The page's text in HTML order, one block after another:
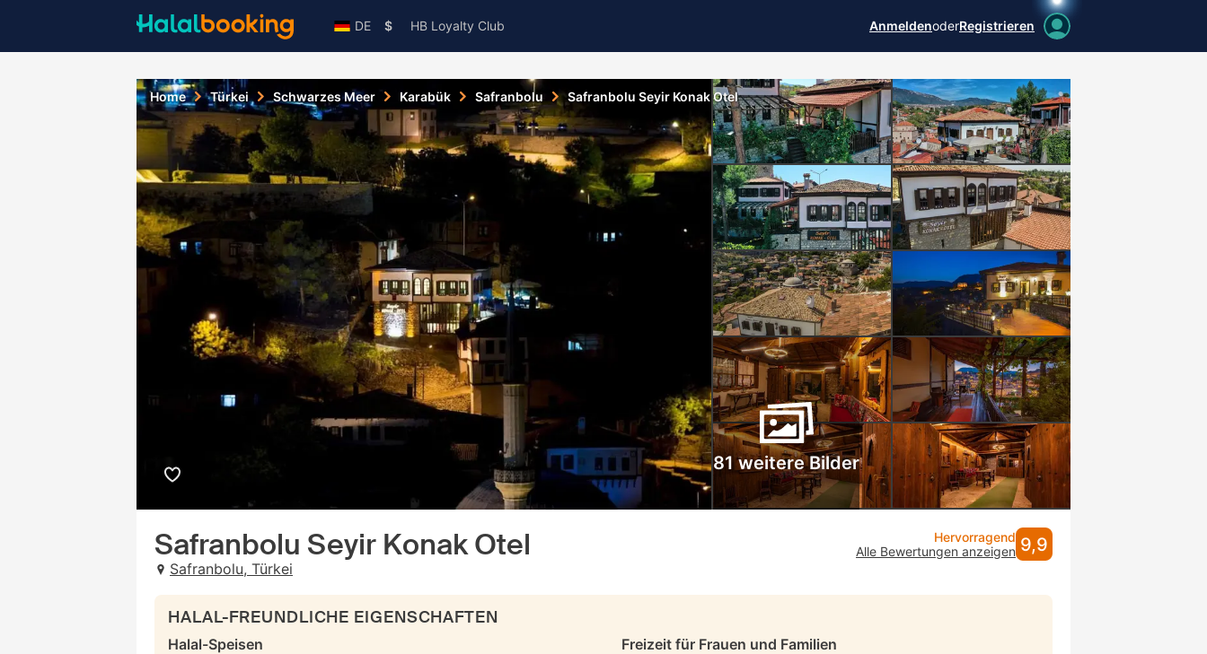
DE $ HB Loyalty Club AnmeldenoderRegistrieren
Home Türkei Schwarzes Meer Karabük Safranbolu Safranbolu Seyir Konak Otel
81 weitere Bilder
Safranbolu Seyir Konak Otel
Safranbolu, Türkei
Hervorragend
Alle Bewertungen anzeigen 9,9
HALAL-FREUNDLICHE EIGENSCHAFTEN
Halal-Speisen
Freizeit für Frauen und Familien